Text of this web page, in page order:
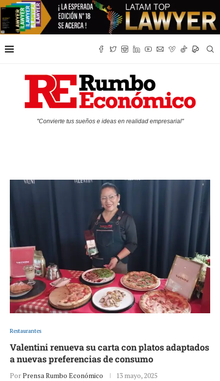
"Convierte tus sueños e ideas en realidad empresarial"
Restaurantes
Valentini renueva su carta con platos adaptados
a nuevas preferencias de consumo
PorPrensa Rumbo Económico 13 mayo, 2025